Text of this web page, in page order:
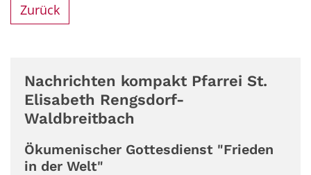
Zurück
Nachrichten kompakt Pfarrei St.
Elisabeth Rengsdorf-
Waldbreitbach
Ökumenischer Gottesdienst "Frieden
in der Welt"